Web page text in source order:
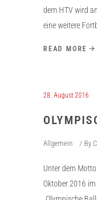
dem HTV wird
eine weitere
READ MORE
28. August 2016
Allgemein By
Unter dem
Oktober 2016